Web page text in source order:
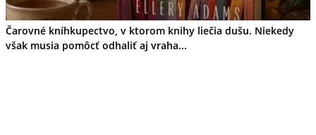
Čarovné kníhkupectvo, v ktorom knihy liečia dušu. Niekedy
však musia pomôcť odhaliť aj vraha...